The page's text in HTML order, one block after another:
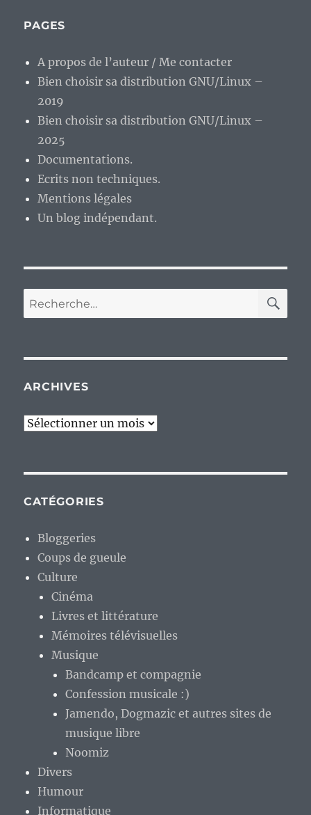
PAGES
A propos de l’auteur / Me contacter
Bien choisir sa distribution GNU/Linux –
2019
Bien choisir sa distribution GNU/Linux –
2025
Documentations.
Ecrits non techniques.
Mentions légales
Un blog indépendant.
Recherche
pour :
ARCHIVES
Archives
CATÉGORIES
Bloggeries
Coups de gueule
Culture
Cinéma
Livres et littérature
Mémoires télévisuelles
Musique
Bandcamp et compagnie
Confession musicale :)
Jamendo, Dogmazic et autres sites de
musique libre
Noomiz
Divers
Humour
Informatique